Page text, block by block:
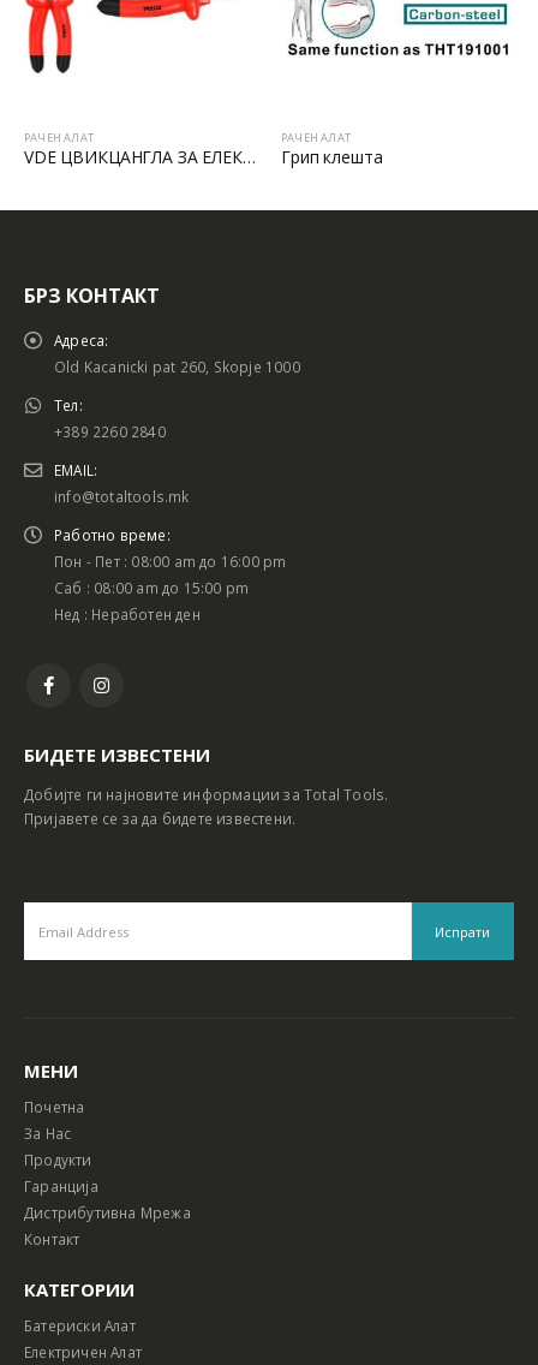
РАЧЕН АЛАТ
VDE ЦВИКЦАНГЛА ЗА ЕЛЕКТРИЧАРИ
РАЧЕН АЛАТ
Грип клешта
БРЗ КОНТАКТ
Адреса:
Old Kacanicki pat 260, Skopje 1000
Тел:
+389 2260 2840
EMAIL:
info@totaltools.mk
Работно време:
Пон - Пет : 08:00 am до 16:00 pm
Саб : 08:00 am до 15:00 pm
Нед : Неработен ден
БИДЕТЕ ИЗВЕСТЕНИ
Добијте ги најновите информации за Total Tools.
Пријавете се за да бидете известени.
МЕНИ
Почетна
За Нас
Продукти
Гаранција
Дистрибутивна Мрежа
Контакт
КАТЕГОРИИ
Батериски Алат
Електричен Алат